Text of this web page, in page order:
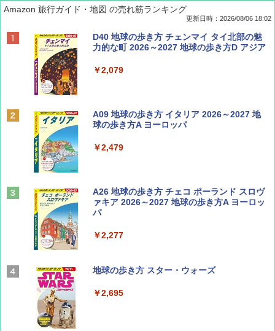
ディズニーファン ２０２６年 ９月号 [雑
誌] (ＤＩＳＮＥＹ ＦＡＮ)
￥713
Coyote No.89 特集 星野道夫 夢見る旅
山と溪谷 2026年8月号「南アルプス大全」
￥1,540
AIRLINE（エアライン）2026年9月号【特
Amazon 旅行ガイド・地図 の売れ筋ランキング
更新日時：2026/08/06 18:02
D40 地球の歩き方 チェンマイ タイ北部の魅
力的な町 2026～2027 地球の歩き方D アジア
￥2,079
A09 地球の歩き方 イタリア 2026～2027 地
球の歩き方A ヨーロッパ
￥2,479
A26 地球の歩き方 チェコ ポーランド スロヴ
ァキア 2026～2027 地球の歩き方A ヨーロッ
パ
￥2,277
地球の歩き方 スター・ウォーズ
￥2,695